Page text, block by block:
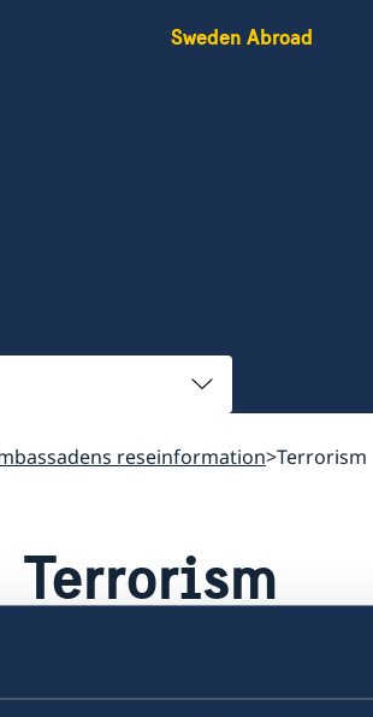
Sweden Abroad
reseinformation Terrorism
Terrorism
Daesh och andra terrorgrupper
terrorattacker, och försök därom,